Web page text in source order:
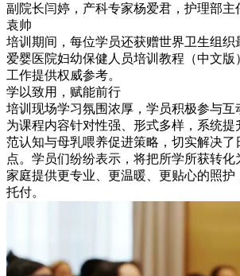
副院长闫婷，产科专家杨爱君，护理部主
袁帅
培训期间，每位学员还获赠世界卫生组织
爱婴医院妇幼保健人员培训教程（中文
工作提供权威参考。
学以致用，赋能前行
培训现场学习氛围浓厚，学员积极参与互
为课程内容针对性强、形式多样，系统
范认知与母乳喂养促进策略，切实解决了
点。学员们纷纷表示，将把所学所获转
家庭提供更专业、更温暖、更贴心的照护
托付。